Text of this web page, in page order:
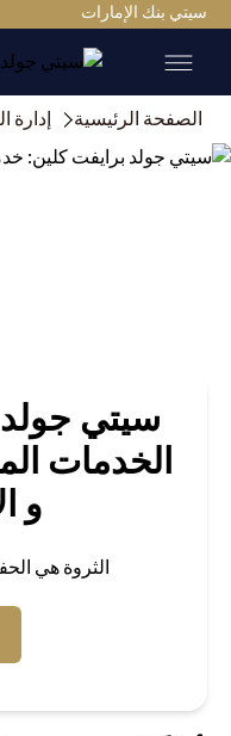
سيتي بنك الإمارات
الصفحة الرئيسية إدارة
سيتي جولد
الخدمات
و
الثروة هي